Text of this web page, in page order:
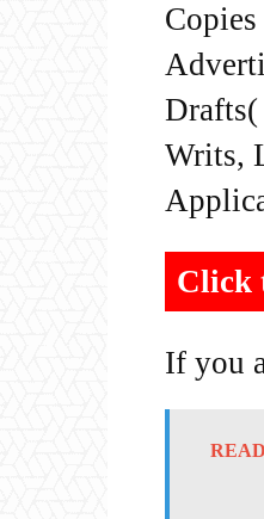
Drafts(
Writs,
Click
If you